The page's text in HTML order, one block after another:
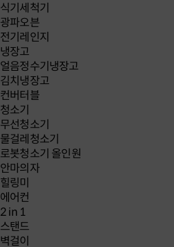
식기세척기
광파오븐
전기레인지
냉장고
얼음정수기냉장고
김치냉장고
컨버터블
청소기
무선청소기
물걸레청소기
로봇청소기 올인원
안마의자
힐링미
에어컨
2 in 1
스탠드
벽걸이